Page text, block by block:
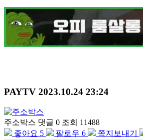
PAYTV 2023.10.24 23:24
주소박스 댓글 0 조회 11488
좋아요 5 팔로우 6 쪽지보내기